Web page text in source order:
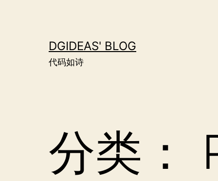
DGIDEAS' BLOG
代码如诗
分类：